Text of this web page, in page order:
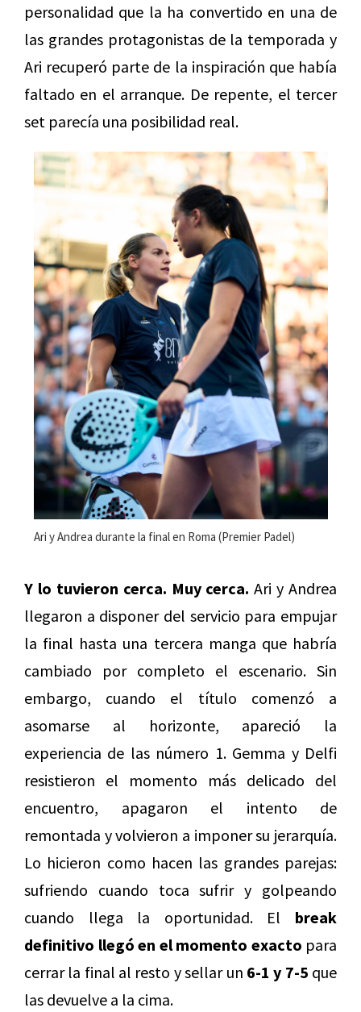
personalidad que la ha convertido en una de
las grandes protagonistas de la temporada y
Ari recuperó parte de la inspiración que había
faltado en el arranque. De repente, el tercer
set parecía una posibilidad real.
Ari y Andrea durante la final en Roma (Premier Padel)
Y lo tuvieron cerca. Muy cerca.Ari y Andrea
llegaron a disponer del servicio para empujar
la final hasta una tercera manga que habría
cambiado por completo el escenario. Sin
embargo, cuando el título comenzó a
asomarse al horizonte, apareció la
experiencia de las número 1. Gemma y Delfi
resistieron el momento más delicado del
encuentro, apagaron el intento de
remontada y volvieron a imponer su jerarquía.
Lo hicieron como hacen las grandes parejas:
sufriendo cuando toca sufrir y golpeando
cuando llega la oportunidad. El break
definitivo llegó en el momento exacto para
cerrar la final al resto y sellar un 6-1 y 7-5 que
las devuelve a la cima.